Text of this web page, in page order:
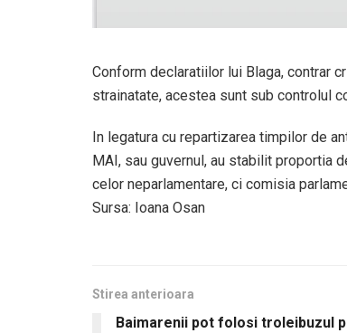
Conform declaratiilor lui Blaga, contrar
strainatate, acestea sunt sub controlul
In legatura cu repartizarea timpilor de
MAI, sau guvernul, au stabilit proportia
celor neparlamentare, ci comisia
Sursa: Ioana Osan
Stirea anterioara
Baimarenii pot folosi troleibuzul